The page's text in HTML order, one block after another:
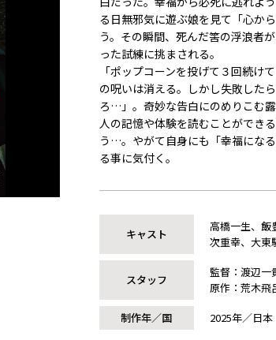
る日無邪気に遊ぶ娘を見て「心か
う。その瞬間、死んだ筈の浮浪者
った試練に挑まされる。
「ポップコーンを投げて３回続け
の呪いは消える。しかし失敗した
ろ…」。奇妙な告白にのめりこむ
人の記憶や体験を読むことができ
う…。やがて自身にも「幸福にな
る事に気付く。
キャスト
高橋一生、飯
次重幸、大東
スタッフ
監督：渡辺一
原作：荒木飛
制作年／国
2025年／日本